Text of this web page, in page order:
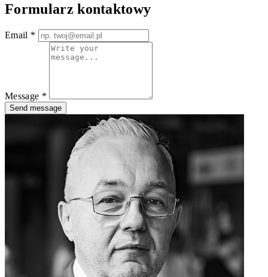
Formularz kontaktowy
Email *
Message *
Send message